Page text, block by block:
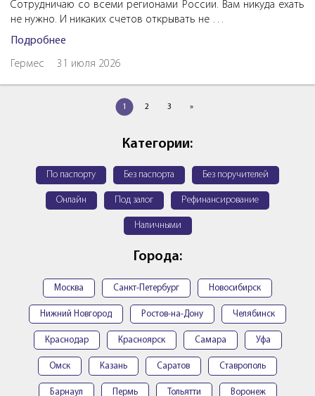
Сотрудничаю со всеми регионами России. Вам никуда ехать
не нужно. И никаких счетов открывать не …
Подробнее
Гермес 31 июля 2026
1 2 3 »
Категории:
По паспорту Без паспорта Без поручителей
Онлайн Под залог Рефинансирование
Наличными
Города:
Москва Санкт-Петербург Новосибирск
Нижний Новгород Ростов-на-Дону Челябинск
Краснодар Красноярск Самара Уфа
Омск Казань Саратов Ставрополь
Барнаул Пермь Тольятти Воронеж